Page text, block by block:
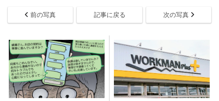
前の写真 記事に戻る 次の写真